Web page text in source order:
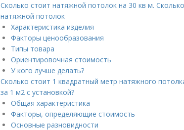
Сколько стоит натяжной потолок на 30 кв м.
натяжной потолок
Характеристика изделия
Факторы ценообразования
Типы товара
Ориентировочная стоимость
У кого лучше делать?
Сколько стоит 1 квадратный метр натяжного
за 1 м2 с установкой?
Общая характеристика
Факторы, определяющие стоимость
Основные разновидности